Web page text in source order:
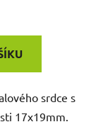
srdce s
17x19mm.